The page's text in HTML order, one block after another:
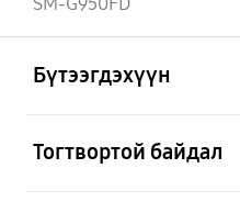
Бүтээгдэхүүн
Тогтвортой байдал